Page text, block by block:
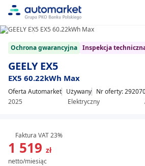
1/21
Ochrona gwarancyjna Inspekcja
GEELY EX5
EX5 60.22kWh Max
Oferta Automarket Używany
2025
Elektryczny
Nr oferty:
1 519 zł
netto/miesiąc
Faktura VAT 23%